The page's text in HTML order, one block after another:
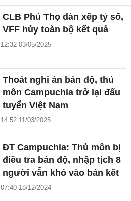
CLB Phú Thọ dàn xếp tỷ số,
VFF hủy toàn bộ kết quả
12:32 03/05/2025
Thoát nghi án bán độ, thủ
môn Campuchia trở lại đấu
tuyển Việt Nam
14:52 11/03/2025
ĐT Campuchia: Thủ môn bị
điều tra bán độ, nhập tịch 8
người vẫn khó vào bán kết
07:40 18/12/2024